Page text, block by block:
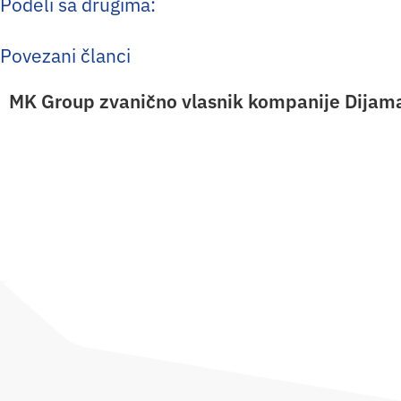
Povezani članci
MK Group zvanično vlasnik kompanije